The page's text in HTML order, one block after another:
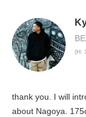
(H:
thank you. I will
about Nagoya.